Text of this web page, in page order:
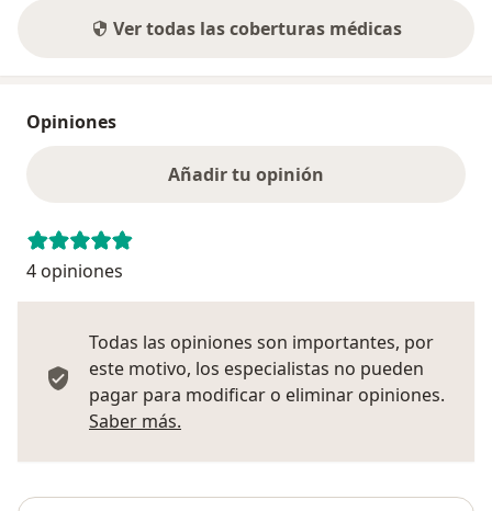
Ver todas las coberturas médicas
Opiniones
Añadir tu opinión
4 opiniones
Todas las opiniones son importantes, por
este motivo, los especialistas no pueden
pagar para modificar o eliminar opiniones.
Saber más.